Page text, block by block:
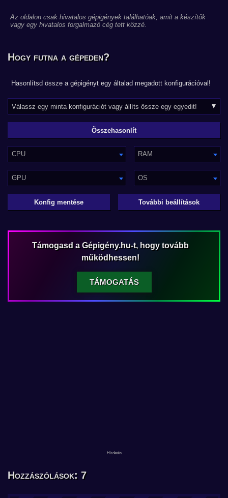
Az oldalon csak hivatalos gépigények találhatóak, amit a készítők
vagy egy hivatalos forgalmazó cég tett közzé.
Hogy futna a gépeden?
Hasonlítsd össze a gépigényt egy általad megadott konfigurációval!
CPU RAM
GPU OS
Konfig mentése További beállítások
Támogasd a Gépigény.hu-t, hogy tovább
működhessen!
TÁMOGATÁS
Hozzászólások: 7